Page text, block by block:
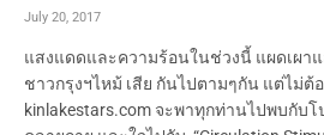
July 20, 2017
แสงแดดและความร้อนในช่วงนี้ แผดเผา
ชาวกรุงฯไหม้ เสีย กันไปตามๆกัน แต่ไม่ต้
kinlakestars.com จะพาทุกท่านไปพบกับ